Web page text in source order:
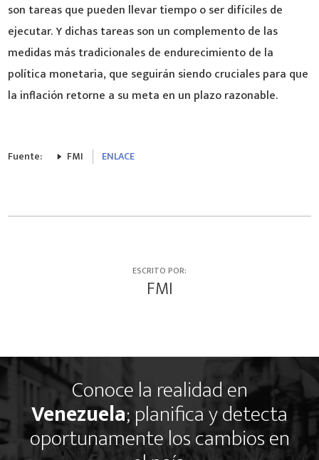
son tareas que pueden llevar tiempo o ser difíciles de
ejecutar. Y dichas tareas son un complemento de las
medidas más tradicionales de endurecimiento de la
política monetaria, que seguirán siendo cruciales para que
la inflación retorne a su meta en un plazo razonable.
Fuente: FMI ENLACE
ESCRITO POR:
FMI
Conoce la realidad en
Venezuela; planifica y detecta
oportunamente los cambios en